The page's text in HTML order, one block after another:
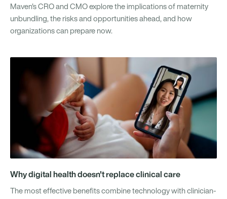
Maven's CRO and CMO explore the implications of maternity
unbundling, the risks and opportunities ahead, and how
organizations can prepare now.
Why digital health doesn't replace clinical care
The most effective benefits combine technology with clinician-